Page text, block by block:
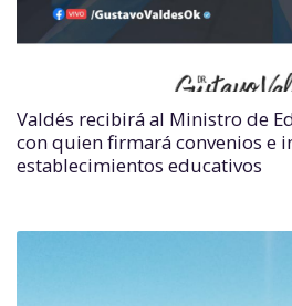
Valdés recibirá al Ministro de
con quien firmará convenios e
establecimientos educativos